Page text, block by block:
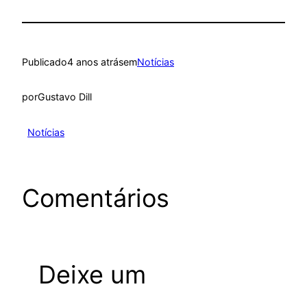
Publicado4 anos atrásemNotícias
porGustavo Dill
Notícias
Comentários
Deixe um